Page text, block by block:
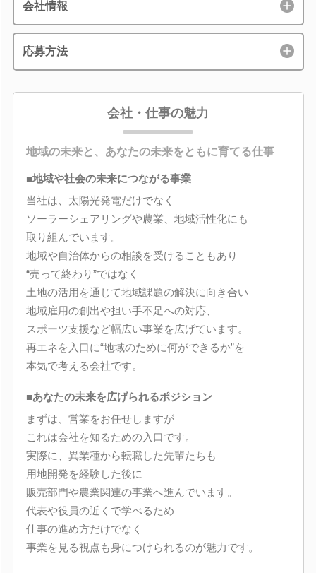
会社情報
応募方法
会社・仕事の魅力
地域の未来と、あなたの未来をともに育てる仕事
■地域や社会の未来につながる事業
当社は、太陽光発電だけでなく
ソーラーシェアリングや農業、地域活性化にも
取り組んでいます。
地域や自治体からの相談を受けることもあり
“売って終わり”ではなく
土地の活用を通じて地域課題の解決に向き合い
地域雇用の創出や担い手不足への対応、
スポーツ支援など幅広い事業を広げています。
再エネを入口に“地域のために何ができるか”を
本気で考える会社です。
■あなたの未来を広げられるポジション
まずは、営業をお任せしますが
これは会社を知るための入口です。
実際に、異業種から転職した先輩たちも
用地開発を経験した後に
販売部門や農業関連の事業へ進んでいます。
代表や役員の近くで学べるため
仕事の進め方だけでなく
事業を見る視点も身につけられるのが魅力です。